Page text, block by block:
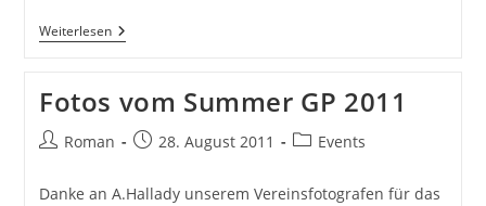
WeiterlesenVideotrailer
Vom
2011
Auf
Der
AFSA
Fotos vom Summer GP 2011
Beitrags-
Roman
Beitrag28. August 2011
Beitrags-
Events
Danke an A.Hallady unserem Vereinsfotografen für das